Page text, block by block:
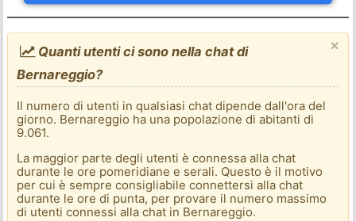
×
Quanti utenti ci sono nella chat di
Bernareggio?
Il numero di utenti in qualsiasi chat dipende dall'ora del
giorno. Bernareggio ha una popolazione di abitanti di
9.061.
La maggior parte degli utenti è connessa alla chat
durante le ore pomeridiane e serali. Questo è il motivo
per cui è sempre consigliabile connettersi alla chat
durante le ore di punta, per provare il numero massimo
di utenti connessi alla chat in Bernareggio.